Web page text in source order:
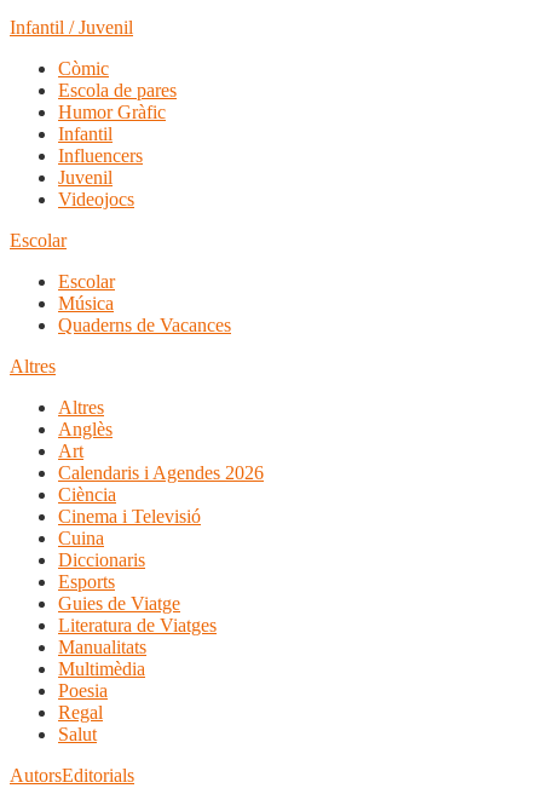
Infantil / Juvenil
Còmic
Escola de pares
Humor Gràfic
Infantil
Influencers
Juvenil
Videojocs
Escolar
Escolar
Música
Quaderns de Vacances
Altres
Altres
Anglès
Art
Calendaris i Agendes 2026
Ciència
Cinema i Televisió
Cuina
Diccionaris
Esports
Guies de Viatge
Literatura de Viatges
Manualitats
Multimèdia
Poesia
Regal
Salut
AutorsEditorials